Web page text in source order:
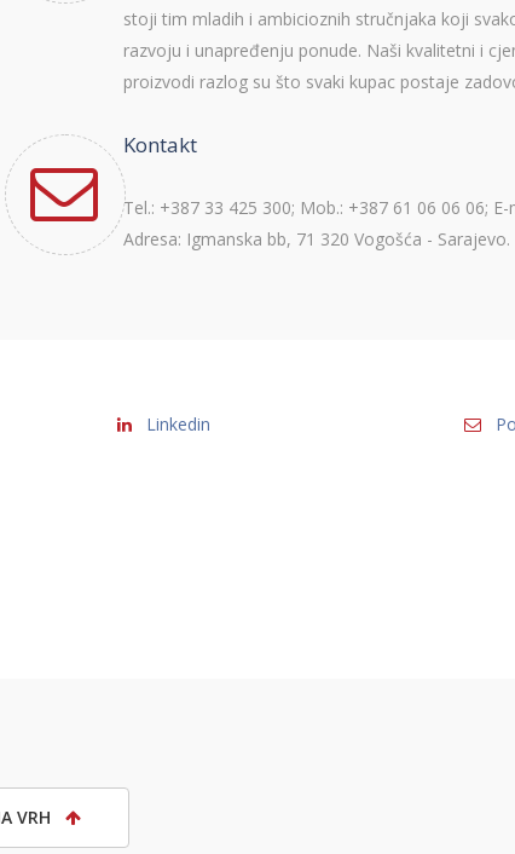
stoji tim mladih i ambicioznih stručnjaka koji
razvoju i unapređenju ponude. Naši kvalitetni i
proizvodi razlog su što svaki kupac postaje
Kontakt
Tel.: +387 33 425 300; Mob.: +387 61 06 06 06;
Adresa: Igmanska bb, 71 320 Vogošća - Sarajevo.
Linkedin
VRH